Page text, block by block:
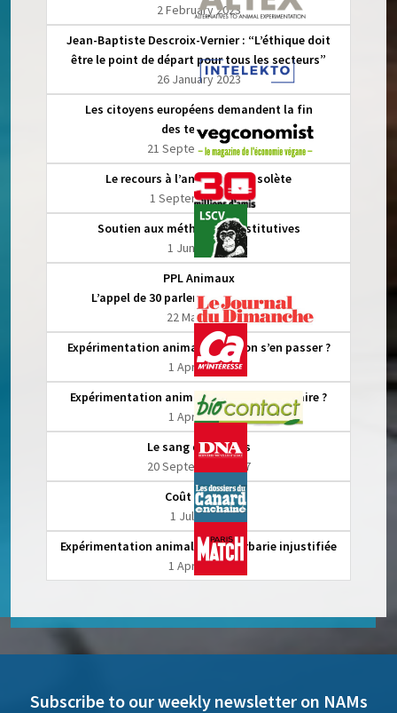
2 February 2023
Jean-Baptiste Descroix-Vernier : “L’éthique doit
être le point de départ pour tous les secteurs”
26 January 2023
Les citoyens européens demandent la fin
des tests (…)
21 September 2022
Le recours à l’animal est obsolète
1 September 2022
Soutien aux méthodes substitutives
1 June 2021
PPL Animaux
L’appel de 30 parlementaires et 43 ONG
22 May 2021
Expérimentation animale, peut-on s’en passer ?
1 April 2021
Expérimentation animale : un mal nécessaire ?
1 April 2021
Le sang des singes
20 September 2017
Coût de test
1 July 2017
Expérimentation animale, une barbarie injustifiée
1 April 2015
Subscribe to our weekly newsletter on NAMs